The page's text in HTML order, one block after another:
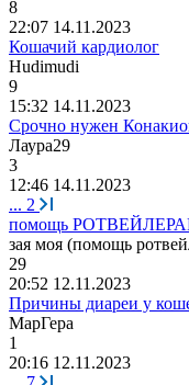
8
22:07 14.11.2023
Кошачий кардиолог
Hudimudi
9
15:32 14.11.2023
Срочно нужен
Лаура29
3
12:46 14.11.2023
... 2
помощь РОТВЕЙЛЕРАМ
зая моя (помощь
29
20:52 12.11.2023
Причины диареи у
МарГера
1
20:16 12.11.2023